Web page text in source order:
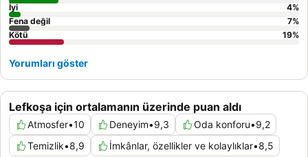
Lefkoşa için ortalamanın üzerinde puan aldı
Atmosfer•10 Deneyim•9,3 Oda konforu•9,2
Temizlik•8,9 İmkânlar, özellikler ve kolaylıklar•8,5
İyi
4%
Fena değil
7%
Kötü
19%
Yorumları göster